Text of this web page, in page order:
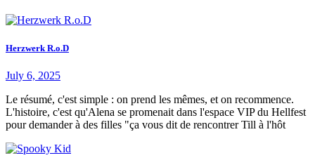
Herzwerk R.o.D
July 6, 2025
Le résumé, c'est simple : on prend les mêmes, et on recommence.
L'histoire, c'est qu'Alena se promenait dans l'espace VIP du Hellfest
pour demander à des filles "ça vous dit de rencontrer Till à l'hôt